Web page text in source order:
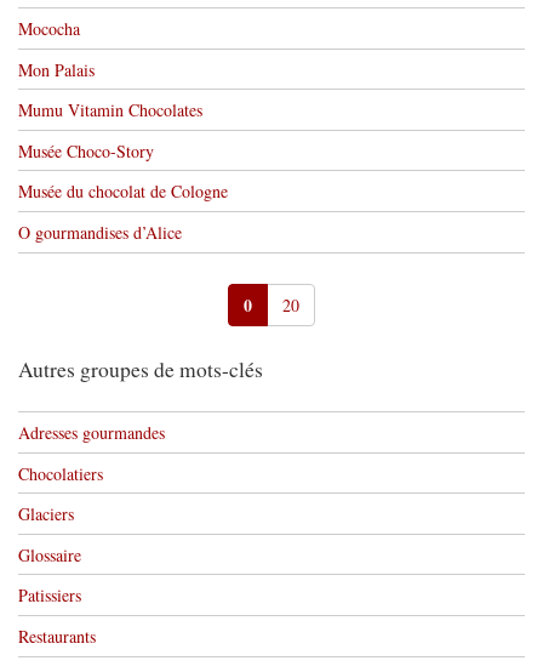
Mococha
Mon Palais
Mumu Vitamin Chocolates
Musée Choco-Story
Musée du chocolat de Cologne
O gourmandises d’Alice
0 20
Autres groupes de mots-clés
Adresses gourmandes
Chocolatiers
Glaciers
Glossaire
Patissiers
Restaurants